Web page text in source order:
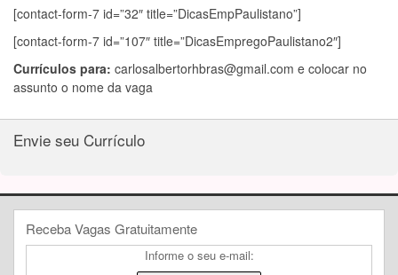
[contact-form-7 id=”32″ title=”DicasEmpPaulistano”]
[contact-form-7 id=”107″ title=”DicasEmpregoPaulistano2″]
Currículos para: carlosalbertorhbras@gmail.com e colocar no
assunto o nome da vaga
Envie seu Currículo
Receba Vagas Gratuitamente
Informe o seu e-mail: